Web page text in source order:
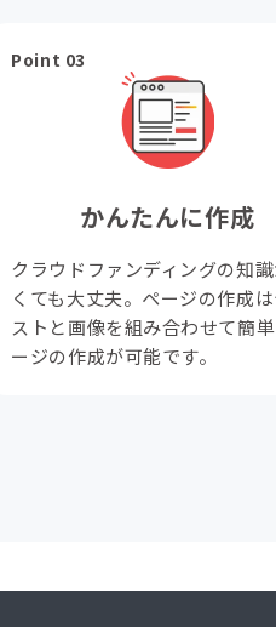
Point 03
かんたんに作成
クラウドファンディングの知
くても大丈夫。ページの作成
ストと画像を組み合わせて簡
ージの作成が可能です。